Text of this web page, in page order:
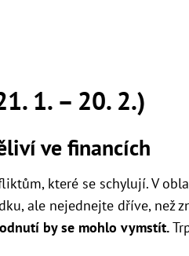
1. – 20. 2.)
ve financích
které se schylují. V
ale nejednejte dříve, než
by se mohlo vymstít.